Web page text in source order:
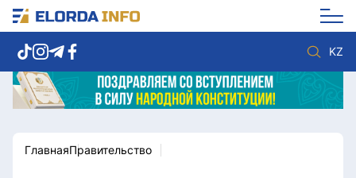
KZ
Новости столицы
Политика
ГлавнаяПравительство